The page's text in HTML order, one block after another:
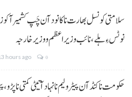
سلامتی کونسل بھارت نا کانود آن چَپ کشمیر آ
نوٹس ءِ ہلے،نائب وزیراعظم و وزیر خارجہ
hours ago 0